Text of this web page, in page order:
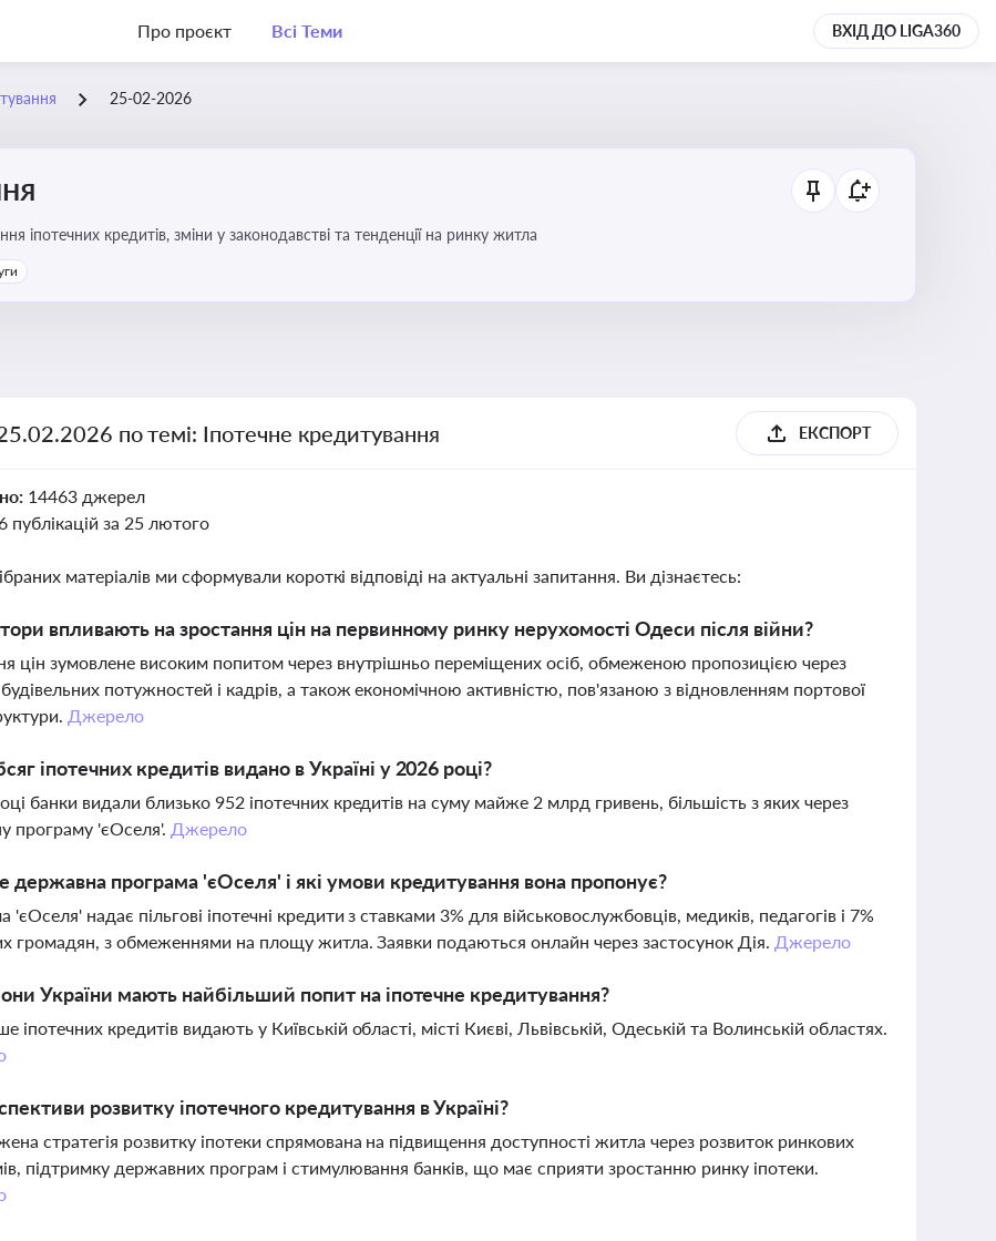
Про проєкт Всі Теми ВХІД ДО LIGA360
25-02-2026
іпотечних кредитів, зміни у законодавстві та тенденції на ринку житла
по темі: Іпотечне кредитування ЕКСПОРТ
14463 джерел
публікацій за 25 лютого
матеріалів ми сформували короткі відповіді на актуальні запитання. Ви дізнаєтесь:
впливають на зростання цін на первинному ринку нерухомості Одеси після війни?
цін зумовлене високим попитом через внутрішньо переміщених осіб, обмеженою пропозицією через
потужностей і кадрів, а також економічною активністю, пов'язаною з відновленням портової
Джерело
іпотечних кредитів видано в Україні у 2026 році?
банки видали близько 952 іпотечних кредитів на суму майже 2 млрд гривень, більшість з яких через
програму 'єОселя'. Джерело
державна програма 'єОселя' і які умови кредитування вона пропонує?
'єОселя' надає пільгові іпотечні кредити з ставками 3% для військовослужбовців, медиків, педагогів і 7%
громадян, з обмеженнями на площу житла. Заявки подаються онлайн через застосунок Дія. Джерело
України мають найбільший попит на іпотечне кредитування?
іпотечних кредитів видають у Київській області, місті Києві, Львівській, Одеській та Волинській областях.
розвитку іпотечного кредитування в Україні?
стратегія розвитку іпотеки спрямована на підвищення доступності житла через розвиток ринкових
підтримку державних програм і стимулювання банків, що має сприяти зростанню ринку іпотеки.